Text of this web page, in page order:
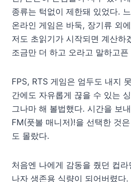
종류는 턱없이 제한돼 있었다.
온라인 게임은 바둑, 장기류 외
저도 초읽기가 시작되면 계산하
조금만 더 하고 오라고 말하고
FPS, RTS 게임은 엄두도 내지
간에도 자유롭게 끊을 수 있는
그나마 해 볼법했다. 시간을 보
FM(풋볼 매니저)!을 선택한 것
도 몰랐다.
처음엔 나에게 감동을 줬던 컵
나자 생존용 식량이 되어버렸다